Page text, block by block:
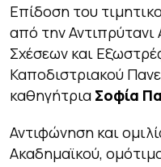
Επίδοση του
από την
Σχέσεων και
Καποδιστριακού
καθηγήτρια Σοφία
Αντιφώνηση και
Ακαδημαϊκού,